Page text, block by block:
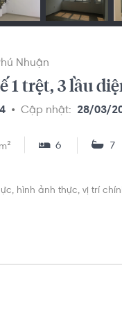
Nhuận
1 trệt, 3 lầu
Cập nhật: 28/03/
6 7
hình ảnh thực, vị trí